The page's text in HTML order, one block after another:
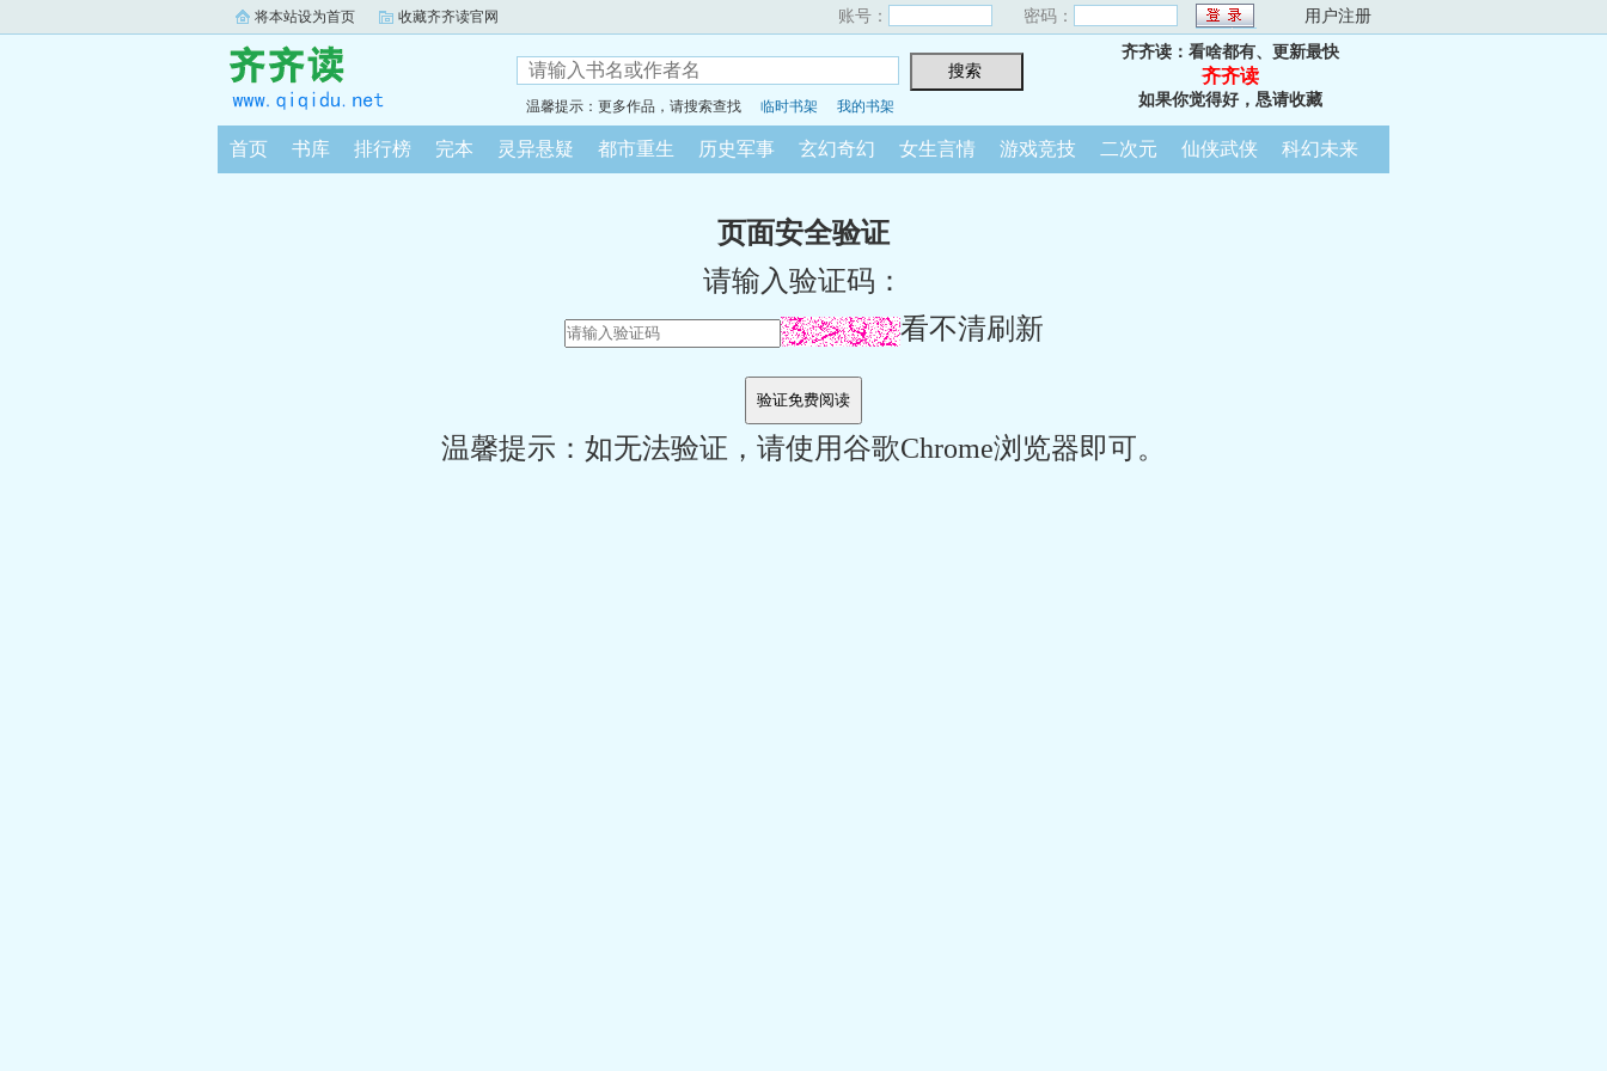
将本站设为首页 收藏齐齐读官网 账号： 密码： 用户注册
温馨提示：更多作品，请搜索查找 临时书架 我的书架
齐齐读：看啥都有、更新最快
齐齐读
如果你觉得好，恳请收藏
首页 书库 排行榜 完本 灵异悬疑 都市重生 历史军事 玄幻奇幻 女生言情 游戏竞技 二次元 仙侠武侠 科幻未来
页面安全验证
请输入验证码：
看不清刷新
温馨提示：如无法验证，请使用谷歌Chrome浏览器即可。